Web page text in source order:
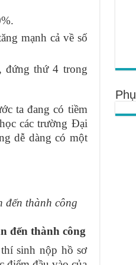
mạnh cả về số
đứng thứ 4 trong
ta đang có tiềm
các trường Đại
dễ dàng có một
đến thành công
đến thành công
sinh nộp hồ sơ